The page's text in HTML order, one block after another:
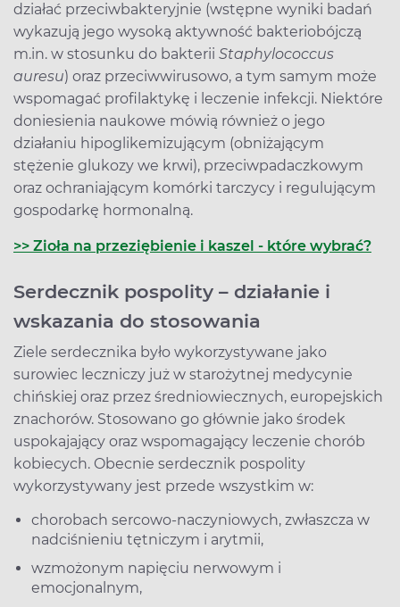
działać przeciwbakteryjnie (wstępne wyniki badań
wykazują jego wysoką aktywność bakteriobójczą
m.in. w stosunku do bakterii Staphylococcus
auresu) oraz przeciwwirusowo, a tym samym może
wspomagać profilaktykę i leczenie infekcji. Niektóre
doniesienia naukowe mówią również o jego
działaniu hipoglikemizującym (obniżającym
stężenie glukozy we krwi), przeciwpadaczkowym
oraz ochraniającym komórki tarczycy i regulującym
gospodarkę hormonalną.
>> Zioła na przeziębienie i kaszel - które wybrać?
Serdecznik pospolity – działanie i
wskazania do stosowania
Ziele serdecznika było wykorzystywane jako
surowiec leczniczy już w starożytnej medycynie
chińskiej oraz przez średniowiecznych, europejskich
znachorów. Stosowano go głównie jako środek
uspokajający oraz wspomagający leczenie chorób
kobiecych. Obecnie serdecznik pospolity
wykorzystywany jest przede wszystkim w:
chorobach sercowo-naczyniowych, zwłaszcza w
nadciśnieniu tętniczym i arytmii,
wzmożonym napięciu nerwowym i
emocjonalnym,